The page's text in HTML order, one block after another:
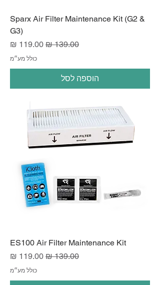
Sparx Air Filter Maintenance Kit (G2 &
G3)
מחיר רגיל מחיר מבצע
כולל מע״מ
הוספה לסל
ES100 Air Filter Maintenance Kit
מחיר רגיל מחיר מבצע
כולל מע״מ